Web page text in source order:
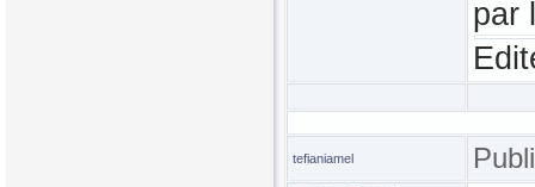
par
tefianiamel